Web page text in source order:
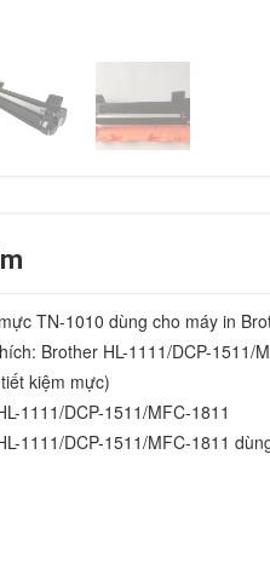
TN-1010 dùng cho máy in
kiệm mực)
1111/DCP-1511/MFC-1811
1111/DCP-1511/MFC-1811